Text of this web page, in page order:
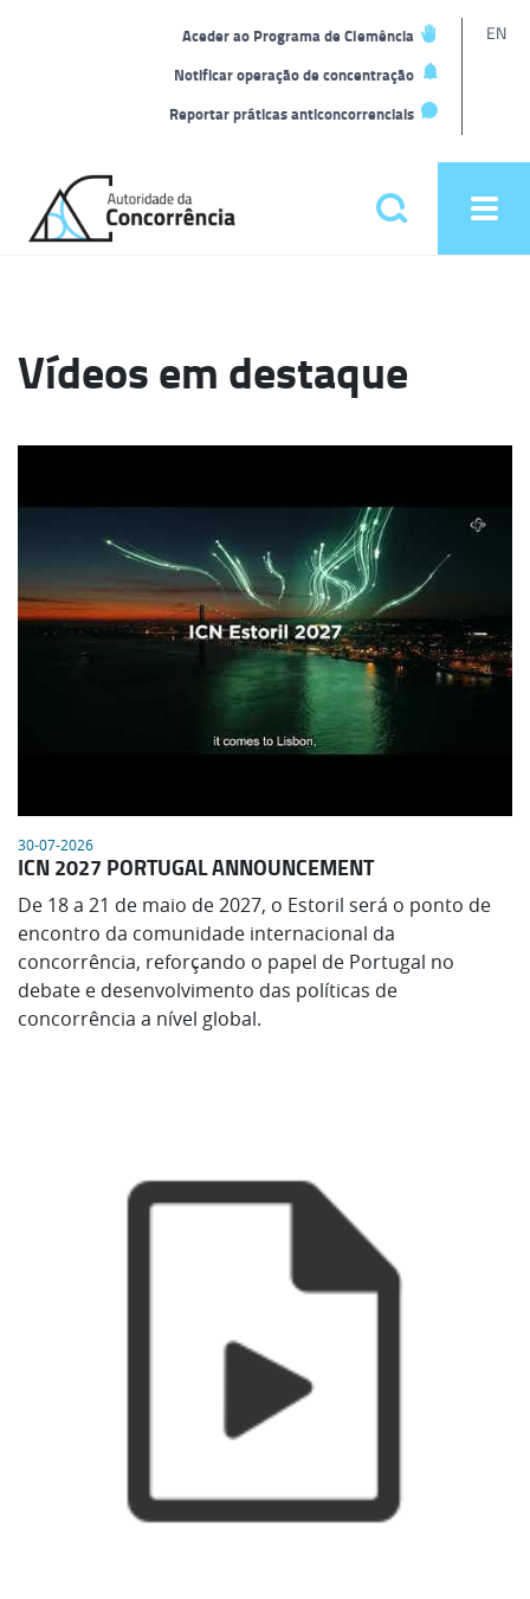
Aceder ao Programa de Clemência
Notificar operação de concentração
Reportar práticas anticoncorrenciais
EN
home
Pesquisar
Vídeos em destaque
30-07-2026
ICN 2027 PORTUGAL ANNOUNCEMENT
De 18 a 21 de maio de 2027, o Estoril será o ponto de
encontro da comunidade internacional da
concorrência, reforçando o papel de Portugal no
debate e desenvolvimento das políticas de
concorrência a nível global.